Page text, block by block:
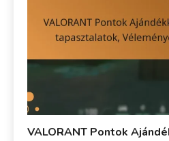
VALORANT Pontok